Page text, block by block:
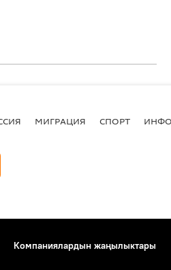
МИГРАЦИЯ СПОРТ
Компаниялардын жаңылыктары